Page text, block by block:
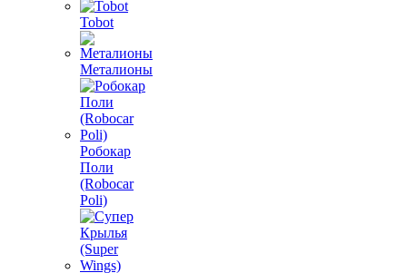
Tobot
Металионы
Робокар
Поли
(Robocar
Poli)